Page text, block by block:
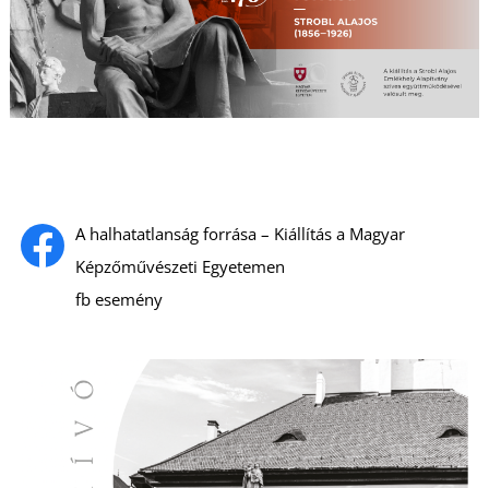
A halhatatlanság forrása – Kiállítás a Magyar
Képzőművészeti Egyetemen
fb esemény